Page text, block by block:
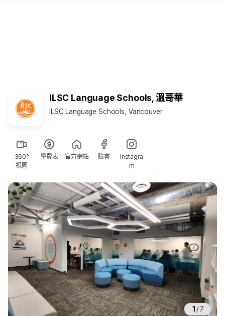
ILSC Language Schools, 溫哥華
ILSC Language Schools, Vancouver
360°
視圖
學費表 官方網站 臉書
Instagra
m
1 /7